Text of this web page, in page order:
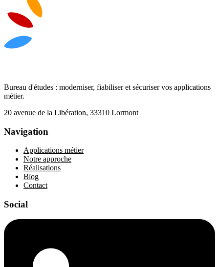
Bureau d'études : moderniser, fiabiliser et sécuriser vos applications
métier.
20 avenue de la Libération, 33310 Lormont
Navigation
Applications métier
Notre approche
Réalisations
Blog
Contact
Social